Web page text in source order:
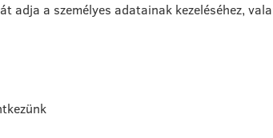
adja a személyes adatainak kezeléséhez,